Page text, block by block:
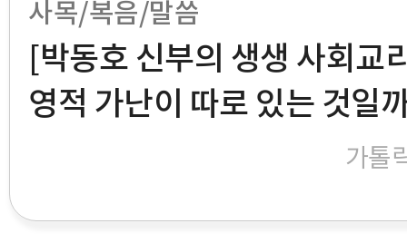
사목/복음/말씀
[박동호 신부의 생생 사회교
영적 가난이 따로 있는 것일
가톨